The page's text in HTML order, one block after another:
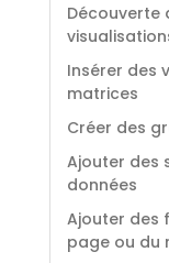
Découverte
Insérer des
matrices
Créer des
Ajouter des
données
Ajouter des
page ou du